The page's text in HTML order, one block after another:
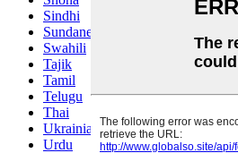
Sindhi
Sundanese
Swahili
Tajik
Tamil
Telugu
Thai
Ukrainian
Urdu